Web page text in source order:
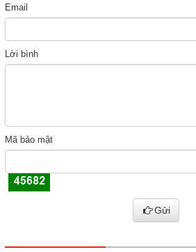
Email
Lời bình
Mã bảo mật
Gửi